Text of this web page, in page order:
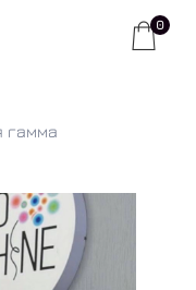
0
гамма